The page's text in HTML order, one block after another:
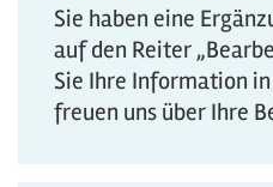
Sie haben eine
auf den Reiter
Sie Ihre Information
freuen uns über Ihre